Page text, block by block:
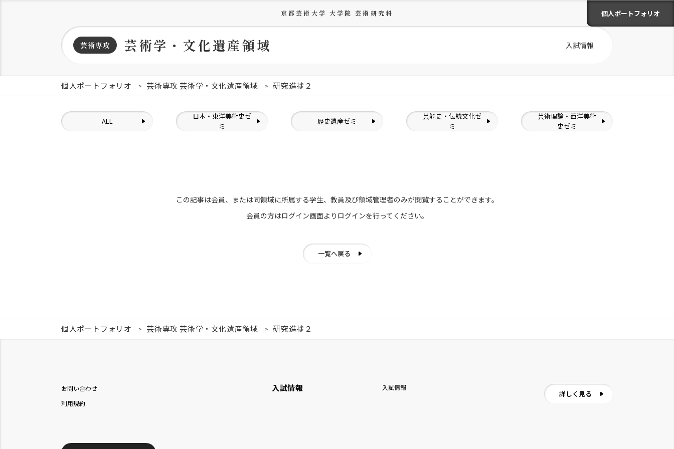
京都芸術大学 大学院 芸術研究科 個人ポートフォリオ
芸術専攻 芸術学・文化遺産領域 入試情報
個人ポートフォリオ 芸術専攻 芸術学・文化遺産領域 研究進捗２
ALL
日本・東洋美術史ゼ
ミ
歴史遺産ゼミ
芸能史・伝統文化ゼ
ミ
芸術理論・西洋美術
史ゼミ
この記事は会員、または同領域に所属する学生、教員及び領域管理者のみが閲覧することができます。
会員の方はログイン画面より ログインを行ってください。
一覧へ戻る
個人ポートフォリオ 芸術専攻 芸術学・文化遺産領域 研究進捗２
お問い合わせ
利用規約
入試情報 入試情報
詳しく見る